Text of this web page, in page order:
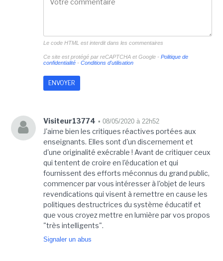
Le code HTML est interdit dans les commentaires
Ce site est protégé par reCAPTCHA et Google - Politique de
confidentialité- Conditions d'utilisation
Visiteur13774 • 08/05/2020 à 22h52
J'aime bien les critiques réactives portées aux
enseignants. Elles sont d'un discernement et
d'une originalité exécrable ! Avant de critiquer ceux
qui tentent de croire en l'éducation et qui
fournissent des efforts méconnus du grand public,
commencer par vous intéresser à l'objet de leurs
revendications qui visent à remettre en cause les
politiques destructrices du système éducatif et
que vous croyez mettre en lumière par vos propos
"très intelligents".
Signaler un abus